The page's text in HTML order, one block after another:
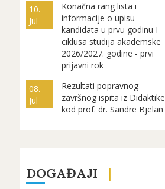
10.
Jul
Konačna rang lista i
informacije o upisu
kandidata u prvu godinu I
ciklusa studija akademske
2026/2027. godine - prvi
prijavni rok
08.
Jul
Rezultati popravnog
završnog ispita iz Didaktike
kod prof. dr. Sandre Bjelan
DOGAĐAJI